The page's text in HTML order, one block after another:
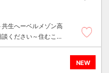
生へーベルメゾン高
ください～住むこと
NEW